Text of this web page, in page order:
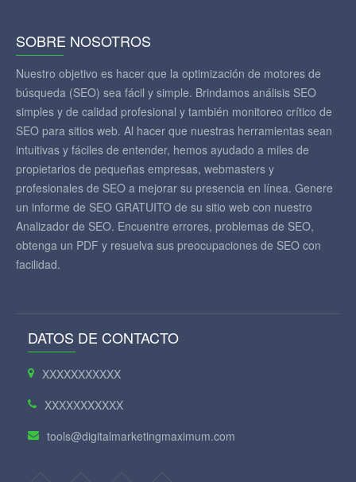
SOBRE NOSOTROS
Nuestro objetivo es hacer que la optimización de motores de
búsqueda (SEO) sea fácil y simple. Brindamos análisis SEO
simples y de calidad profesional y también monitoreo crítico de
SEO para sitios web. Al hacer que nuestras herramientas sean
intuitivas y fáciles de entender, hemos ayudado a miles de
propietarios de pequeñas empresas, webmasters y
profesionales de SEO a mejorar su presencia en línea. Genere
un informe de SEO GRATUITO de su sitio web con nuestro
Analizador de SEO. Encuentre errores, problemas de SEO,
obtenga un PDF y resuelva sus preocupaciones de SEO con
facilidad.
DATOS DE CONTACTO
XXXXXXXXXXX
XXXXXXXXXXX
tools@digitalmarketingmaximum.com